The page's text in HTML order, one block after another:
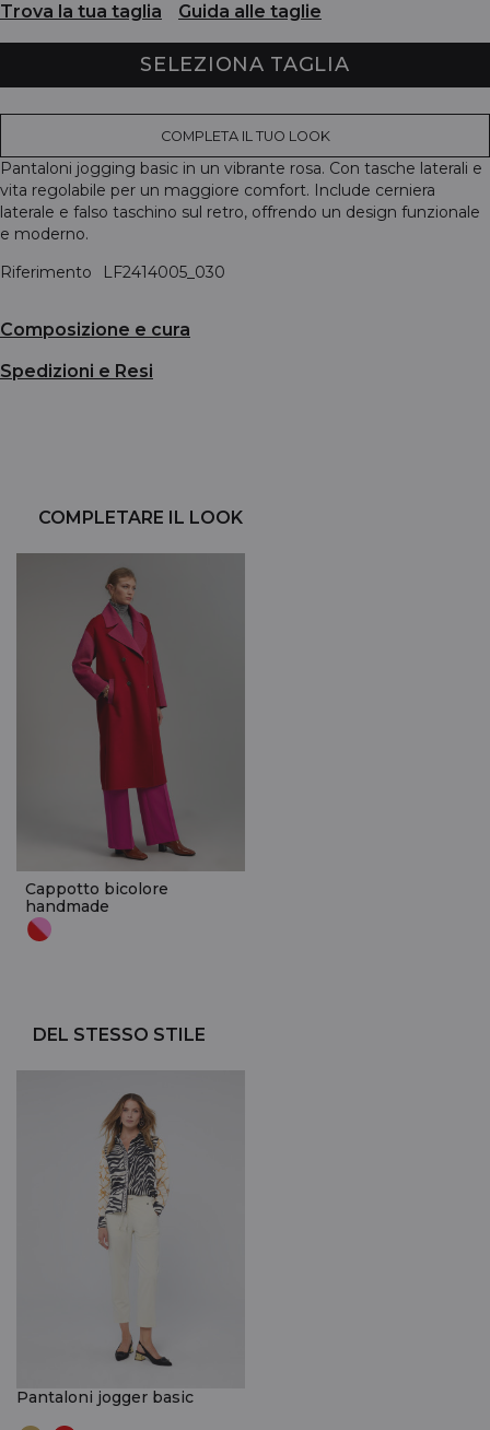
Trova la tua taglia Guida alle taglie
SELEZIONA TAGLIA
COMPLETA IL TUO LOOK
Pantaloni jogging basic in un vibrante rosa. Con tasche laterali e
vita regolabile per un maggiore comfort. Include cerniera
laterale e falso taschino sul retro, offrendo un design funzionale
e moderno.
Riferimento
LF2414005_030
Composizione e cura
Spedizioni e Resi
COMPLETARE IL LOOK
Cappotto bicolore
handmade
DEL STESSO STILE
Pantaloni jogger basic